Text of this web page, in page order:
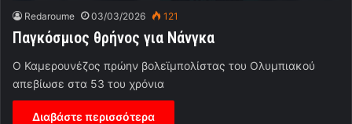
Redaroume 03/03/2026 121
Παγκόσμιος θρήνος για Νάνγκα
Ο Καμερουνέζος πρώην βολεϊμπολίστας του Ολυμπιακού
απεβίωσε στα 53 του χρόνια
Διαβάστε περισσότερα